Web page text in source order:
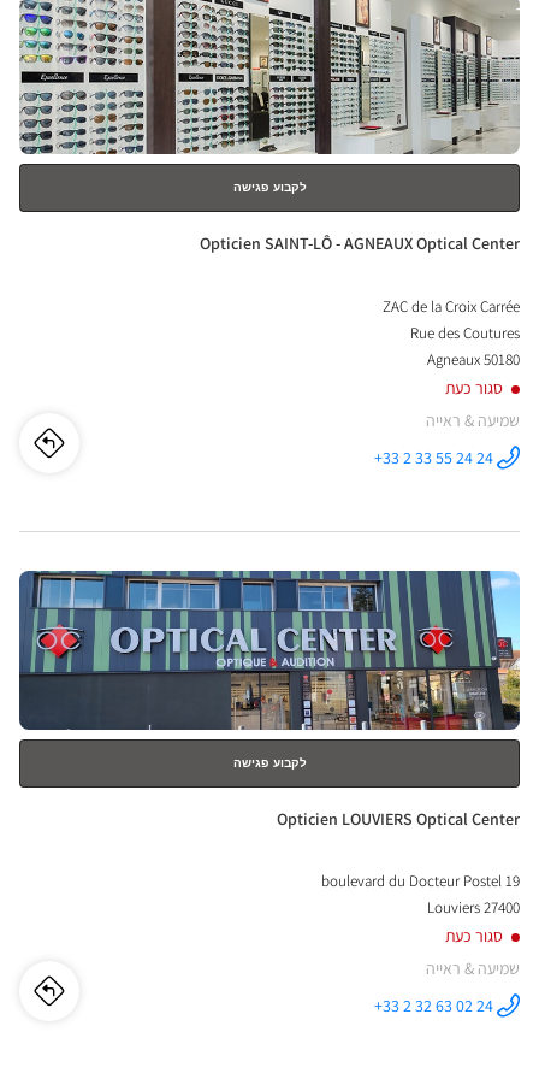
לחץ
ENTER
למידע
נוסף
לקבוע פגישה
חנות:
Opticien SAINT-LÔ - AGNEAUX Optical Center
ZAC de la Croix Carrée
Rue des Coutures
50180 Agneaux
סגור כעת
שמיעה & ראייה
התקשר לחנות
Optical
+33 2 33 55 24 24 לו"ז
LÔ
-
לחץ
ENTER
למידע
נוסף
לקבוע פגישה
חנות:
Opticien LOUVIERS Optical Center
19 boulevard du Docteur Postel
27400 Louviers
סגור כעת
שמיעה & ראייה
התקשר לחנות
+33 2 32 63 02 24 לו"ז